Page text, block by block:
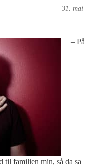
31. mai
– På
til familien min, så da sa